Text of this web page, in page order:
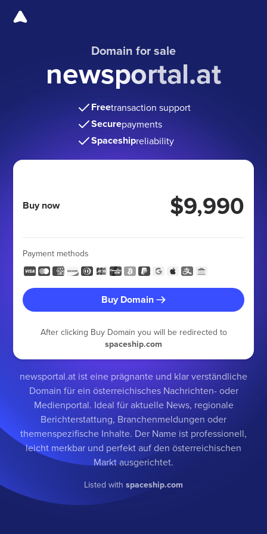
Domain for sale
newsportal.at
Freetransaction support
Securepayments
Spaceshipreliability
Buy now $9,990
Payment methods
Buy Domain
After clicking Buy Domain you will be redirected to
spaceship.com
newsportal.at ist eine prägnante und klar verständliche
Domain für ein österreichisches Nachrichten- oder
Medienportal. Ideal für aktuelle News, regionale
Berichterstattung, Branchenmeldungen oder
themenspezifische Inhalte. Der Name ist professionell,
leicht merkbar und perfekt auf den österreichischen
Markt ausgerichtet.
Listed with spaceship.com